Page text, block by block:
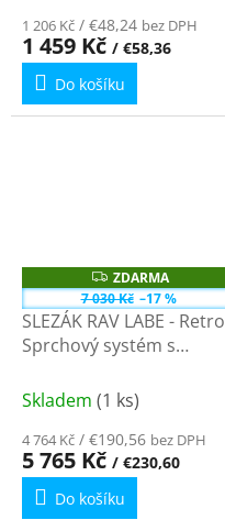
1 206 Kč / €48,24 bez DPH
1 459 Kč / €58,36
Do košíku
Z
D
A
R
A
ZDARMA
7 030 Kč –17 %
SLEZÁK RAV LABE - Retro
Sprchový systém s
L581.5/3
Skladem (1 ks)
4 764 Kč / €190,56 bez DPH
5 765 Kč / €230,60
Do košíku